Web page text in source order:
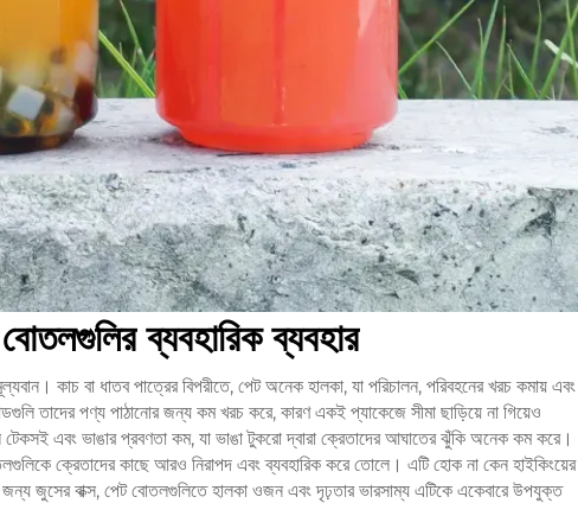
ব্যবহারিক ব্যবহার
কাচ বা ধাতব পাত্রের বিপরীতে, পেট অনেক হালকা, যা পরিচালন, পরিবহনের খরচ কমায় এবং
তাদের পণ্য পাঠানোর জন্য কম খরচ করে, কারণ একই প্যাকেজে সীমা ছাড়িয়ে না গিয়েও
এবং ভাঙার প্রবণতা কম, যা ভাঙা টুকরো দ্বারা ক্রেতাদের আঘাতের ঝুঁকি অনেক কম করে।
ক্রেতাদের কাছে আরও নিরাপদ এবং ব্যবহারিক করে তোলে। এটি হোক না কেন হাইকিংয়ের
জুসের বাক্স, পেট বোতলগুলিতে হালকা ওজন এবং দৃঢ়তার ভারসাম্য এটিকে একেবারে উপযুক্ত